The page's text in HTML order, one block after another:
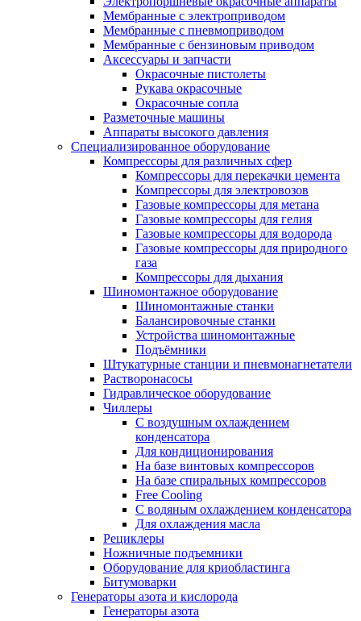
Мембранные с электроприводом
Мембранные с пневмоприводом
Мембранные с бензиновым приводом
Аксессуары и запчасти
Окрасочные пистолеты
Рукава окрасочные
Окрасочные сопла
Разметочные машины
Аппараты высокого давления
Специализированное оборудование
Компрессоры для различных сфер
Компрессоры для перекачки цемента
Компрессоры для электровозов
Газовые компрессоры для метана
Газовые компрессоры для гелия
Газовые компрессоры для водорода
Газовые компрессоры для природного
газа
Компрессоры для дыхания
Шиномонтажное оборудование
Шиномонтажные станки
Балансировочные станки
Устройства шиномонтажные
Подъёмники
Штукатурные станции и пневмонагнетатели
Растворонасосы
Гидравлическое оборудование
Чиллеры
С воздушным охлаждением
конденсатора
Для кондиционирования
На базе винтовых компрессоров
На базе спиральных компрессоров
Free Cooling
С водяным охлаждением конденсатора
Для охлаждения масла
Рециклеры
Ножничные подъемники
Оборудование для криобластинга
Битумоварки
Генераторы азота и кислорода
Генераторы азота